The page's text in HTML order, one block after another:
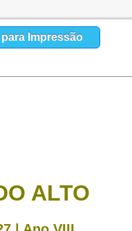
Impressão
ALTO